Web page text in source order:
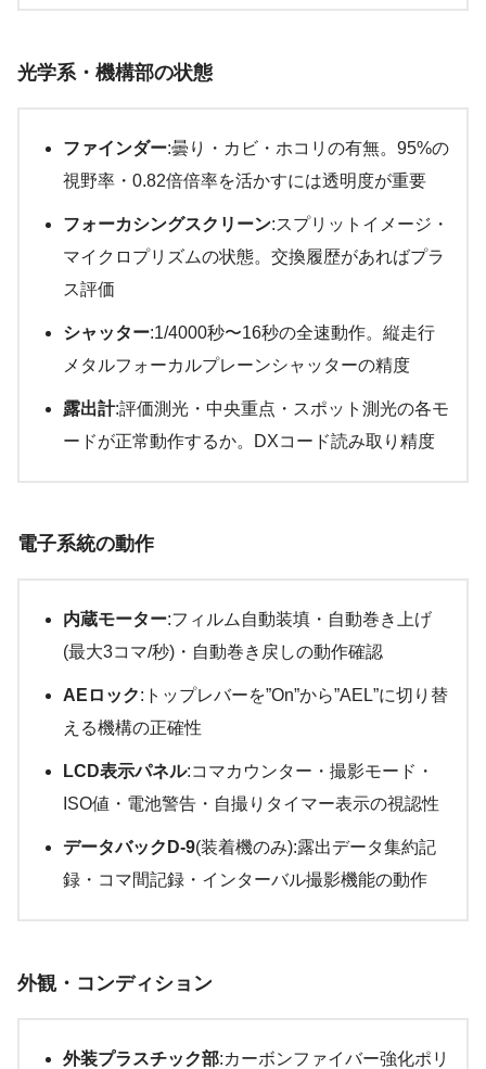
光学系・機構部の状態
ファインダー:曇り・カビ・ホコリの有無。95%の
視野率・0.82倍倍率を活かすには透明度が重要
フォーカシングスクリーン:スプリットイメージ・
マイクロプリズムの状態。交換履歴があればプラ
ス評価
シャッター:1/4000秒〜16秒の全速動作。縦走行
メタルフォーカルプレーンシャッターの精度
露出計:評価測光・中央重点・スポット測光の各モ
ードが正常動作するか。DXコード読み取り精度
電子系統の動作
内蔵モーター:フィルム自動装填・自動巻き上げ
(最大3コマ/秒)・自動巻き戻しの動作確認
AEロック:トップレバーを”On”から”AEL”に切り替
える機構の正確性
LCD表示パネル:コマカウンター・撮影モード・
ISO値・電池警告・自撮りタイマー表示の視認性
データバックD-9(装着機のみ):露出データ集約記
録・コマ間記録・インターバル撮影機能の動作
外観・コンディション
外装プラスチック部:カーボンファイバー強化ポリ